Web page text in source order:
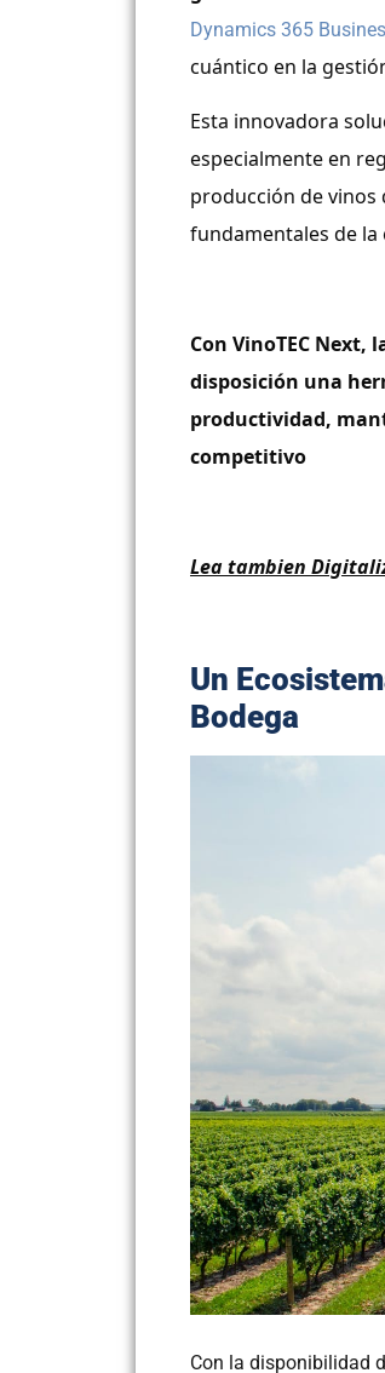
Dynamics 365
cuántico en la
Esta innovadora
especialmente en
producción de vinos
fundamentales de la
Con VinoTEC Next,
disposición una
productividad,
competitivo
Lea tambien
Un
Bodega
Con la disponibilidad